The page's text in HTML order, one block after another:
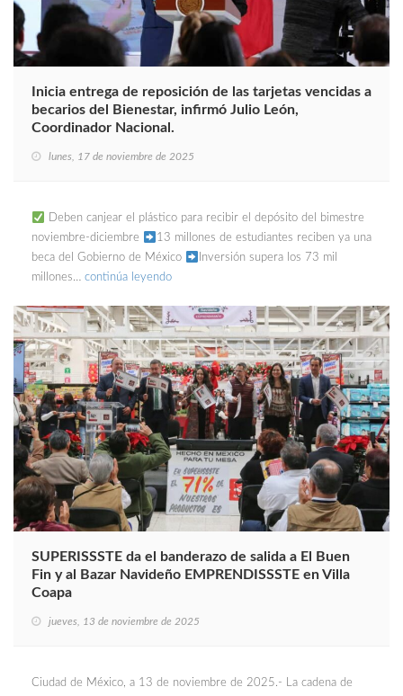
Inicia entrega de reposición de las tarjetas vencidas a
becarios del Bienestar, infirmó Julio León,
Coordinador Nacional.
lunes, 17 de noviembre de 2025
Deben canjear el plástico para recibir el depósito del bimestre
noviembre-diciembre
13 millones de estudiantes reciben ya una
beca del Gobierno de México
Inversión supera los 73 mil
millones… continúa leyendo
SUPERISSSTE da el banderazo de salida a El Buen
Fin y al Bazar Navideño EMPRENDISSSTE en Villa
Coapa
jueves, 13 de noviembre de 2025
Ciudad de México, a 13 de noviembre de 2025.- La cadena de